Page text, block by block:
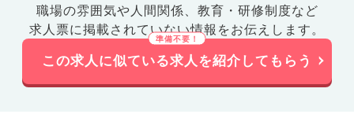
職場の雰囲気や人間関係、 教育・研修制度など
求人票に掲載されていない情報をお伝えします。
この求人に似ている求人を紹介してもらう